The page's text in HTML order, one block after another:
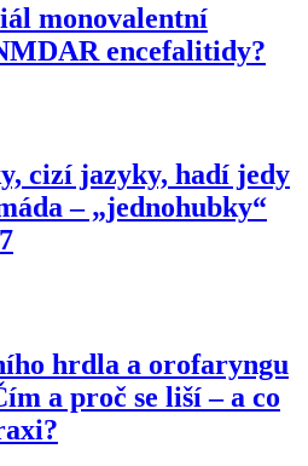
monovalentní
encefalitidy?
cizí jazyky, hadí jedy
–⁠ „jednohubky“
hrdla a orofaryngu
a proč se liší –⁠ a co